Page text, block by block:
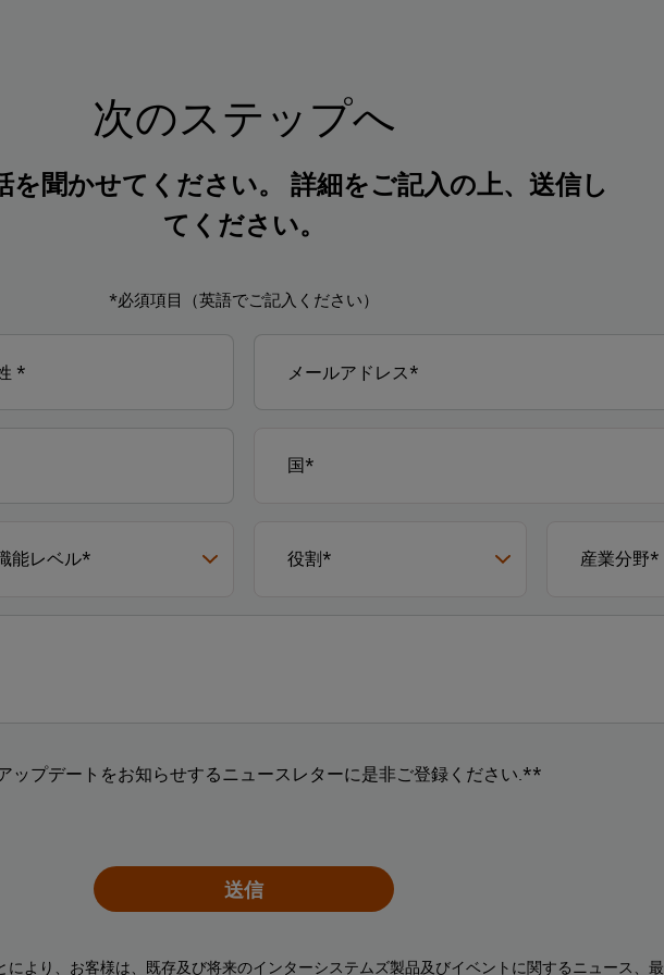
次のステップへ
を聞かせてください。 詳細をご記入の上、送信し
てください。
*必須項目（英語でご記入ください）
ップデートをお知らせするニュースレターに是非ご登録ください.**
送信
より、お客様は、既存及び将来のインターシステムズ製品及びイベントに関するニュース、最